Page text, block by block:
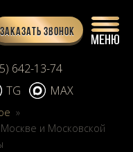
Заказать звонок
642-13-74
TG MAX
»
и Московской